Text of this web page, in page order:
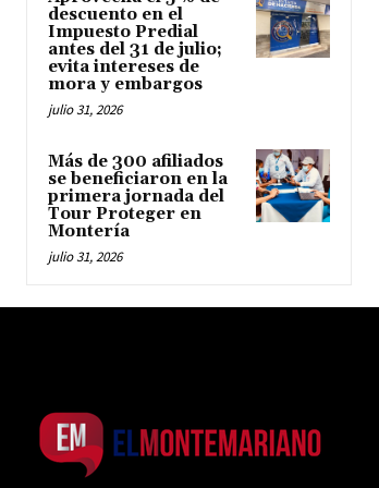
descuento en el
Impuesto Predial
antes del 31 de julio;
evita intereses de
mora y embargos
julio 31, 2026
Más de 300 afiliados
se beneficiaron en la
primera jornada del
Tour Proteger en
Montería
julio 31, 2026